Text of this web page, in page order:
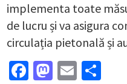
implementa toate
de lucru și va asigura
circulația pietonală și
Facebook
Mastodon
Email